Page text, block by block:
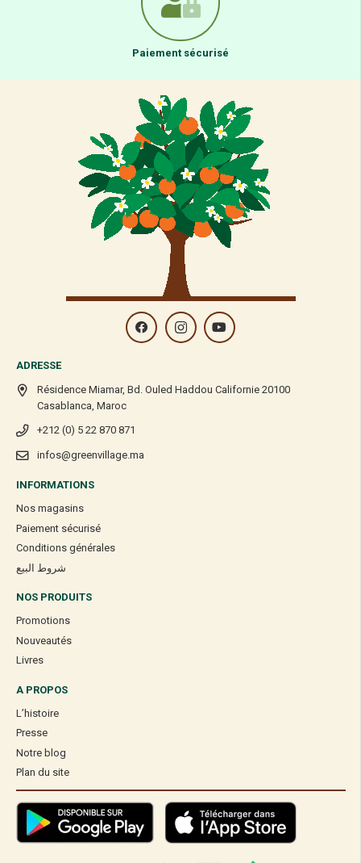
Paiement sécurisé
ADRESSE
Résidence Miamar, Bd. Ouled Haddou Californie 20100
Casablanca, Maroc
+212 (0) 5 22 870 871
infos@greenvillage.ma
INFORMATIONS
Nos magasins
Paiement sécurisé
Conditions générales
شروط البيع
NOS PRODUITS
Promotions
Nouveautés
Livres
A PROPOS
L’histoire
Presse
Notre blog
Plan du site